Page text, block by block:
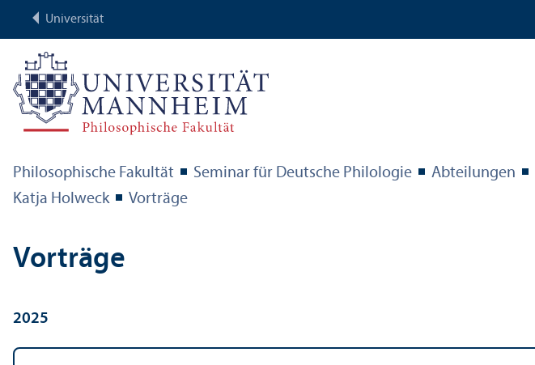
Universität
Philosophische Fakultät Seminar für Deutsche Philologie Abteilungen
Katja Holweck
Vorträge
Vorträge
2025